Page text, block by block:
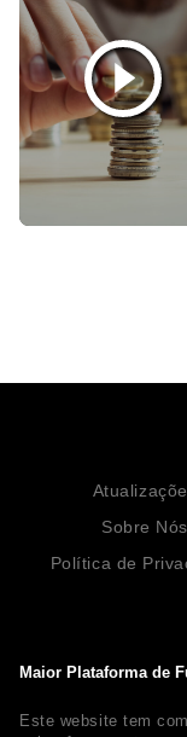
Maior Plataforma de
Este website tem
Sobre Nós
Política de